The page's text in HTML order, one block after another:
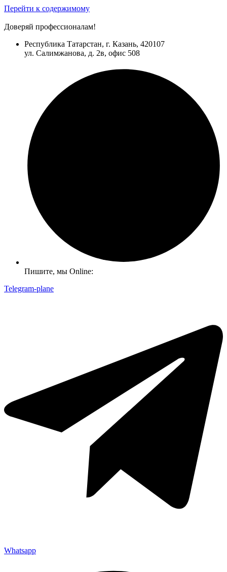
Перейти к содержимому
Доверяй профессионалам!
Республика Татарстан, г. Казань, 420107
ул. Салимжанова, д. 2в, офис 508
Пишите, мы Online:
Telegram-plane
Whatsapp